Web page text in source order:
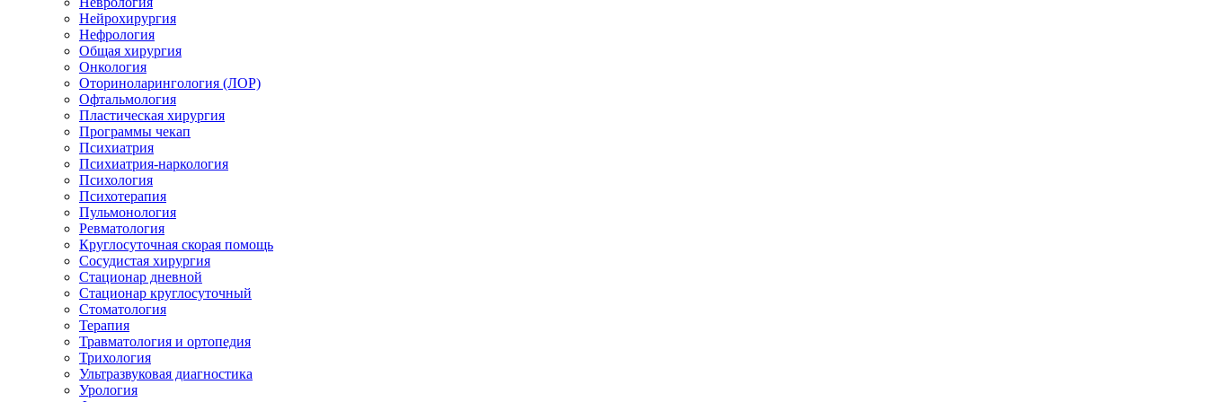
Нейрохирургия
Нефрология
Общая хирургия
Онкология
Оториноларингология (ЛОР)
Офтальмология
Пластическая хирургия
Программы чекап
Психиатрия
Психиатрия-наркология
Психология
Психотерапия
Пульмонология
Ревматология
Круглосуточная скорая помощь
Сосудистая хирургия
Стационар дневной
Стационар круглосуточный
Стоматология
Терапия
Травматология и ортопедия
Трихология
Ультразвуковая диагностика
Урология